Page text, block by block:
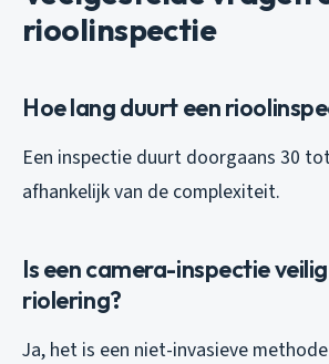
rioolinspectie
Hoe lang duurt een
Een inspectie duurt doorgaans 30
afhankelijk van de complexiteit.
Is een camera-inspectie
riolering?
Ja, het is een niet-invasieve